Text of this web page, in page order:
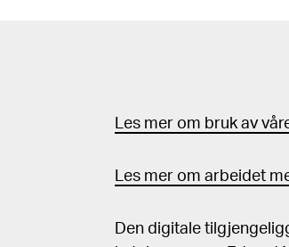
Les mer om bruk av
Les mer om arbeidet
Den digitale